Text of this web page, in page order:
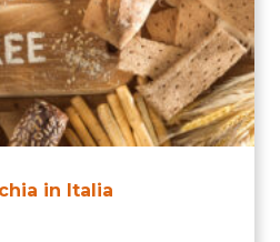
in Italia